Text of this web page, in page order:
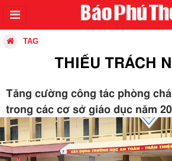
TAG
THIẾU TRÁCH
Tăng cường công tác phòng
trong các cơ sở giáo dục năm